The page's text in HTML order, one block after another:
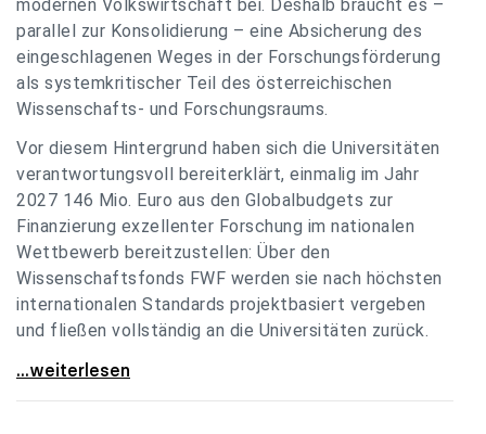
modernen Volkswirtschaft bei. Deshalb braucht es –
parallel zur Konsolidierung – eine Absicherung des
eingeschlagenen Weges in der Forschungsförderung
als systemkritischer Teil des österreichischen
Wissenschafts- und Forschungsraums.
Vor diesem Hintergrund haben sich die Universitäten
verantwortungsvoll bereiterklärt, einmalig im Jahr
2027 146 Mio. Euro aus den Globalbudgets zur
Finanzierung exzellenter Forschung im nationalen
Wettbewerb bereitzustellen: Über den
Wissenschaftsfonds FWF werden sie nach höchsten
internationalen Standards projektbasiert vergeben
und fließen vollständig an die Universitäten zurück.
Gemeinsam für einen starken Wissenschafts- und
...weiterlesen